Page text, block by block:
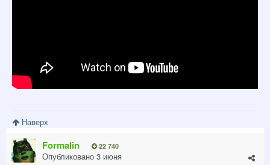
Наверх
Formalin 22 740
Опубликовано 3 июня